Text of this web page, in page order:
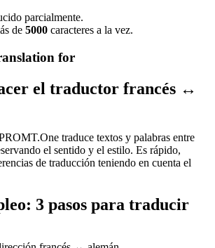
parcialmente.
de 5000 caracteres a la vez.
for
el traductor francés ↔
traduce textos y palabras entre
el sentido y el estilo. Es rápido,
de traducción teniendo en cuenta el
3 pasos para traducir